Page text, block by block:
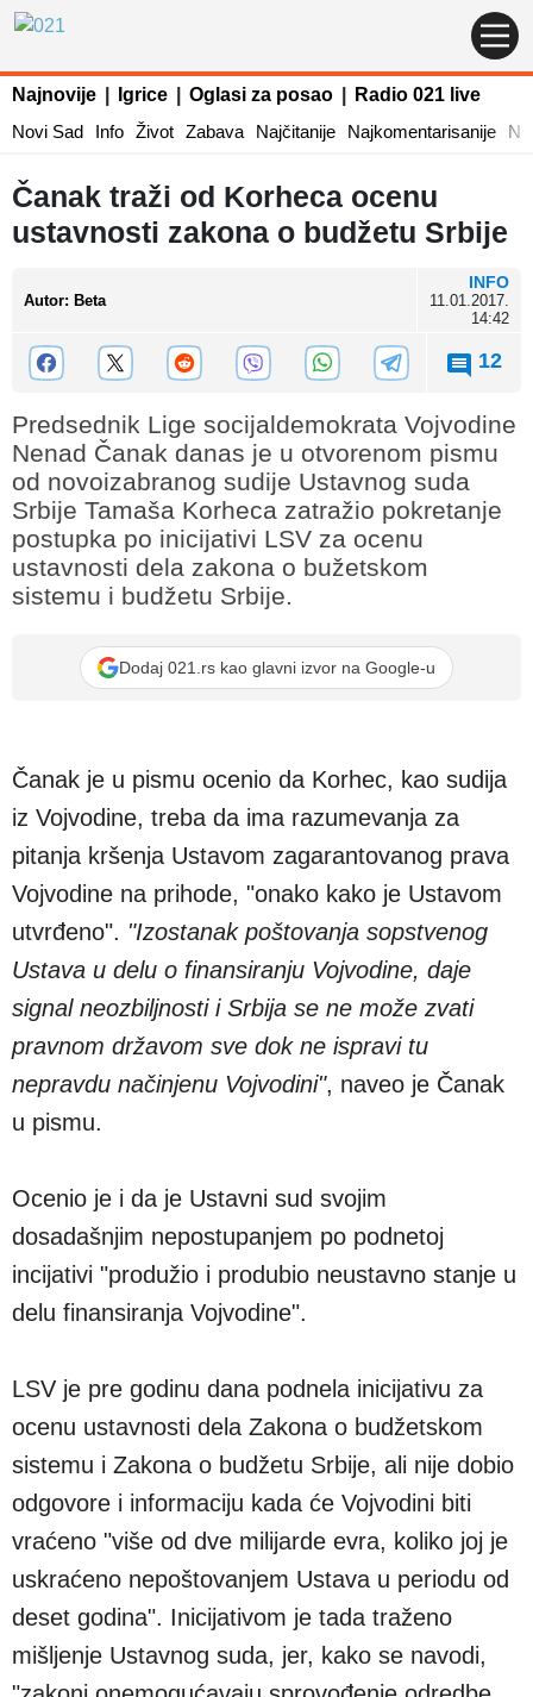
Najnovije Igrice Oglasi za posao
Radio 021 live
Novi Sad
Info Život Zabava Najčitanije Najkomentarisanije
Čanak traži od Korheca ocenu
ustavnosti zakona o budžetu Srbije
Autor: Beta
INFO
11.01.2017.
14:42
12
Predsednik Lige socijaldemokrata Vojvodine
Nenad Čanak danas je u otvorenom pismu
od novoizabranog sudije Ustavnog suda
Srbije Tamaša Korheca zatražio pokretanje
postupka po inicijativi LSV za ocenu
ustavnosti dela zakona o bužetskom
sistemu i budžetu Srbije.
Dodaj 021.rs kao glavni izvor na Google-u
Čanak je u pismu ocenio da Korhec, kao sudija
iz Vojvodine, treba da ima razumevanja za
pitanja kršenja Ustavom zagarantovanog prava
Vojvodine na prihode, "onako kako je Ustavom
utvrđeno". "Izostanak poštovanja sopstvenog
Ustava u delu o finansiranju Vojvodine, daje
signal neozbiljnosti i Srbija se ne može zvati
pravnom državom sve dok ne ispravi tu
nepravdu načinjenu Vojvodini", naveo je Čanak
u pismu.
Ocenio je i da je Ustavni sud svojim
dosadašnjim nepostupanjem po podnetoj
incijativi "produžio i produbio neustavno stanje u
delu finansiranja Vojvodine".
LSV je pre godinu dana podnela inicijativu za
ocenu ustavnosti dela Zakona o budžetskom
sistemu i Zakona o budžetu Srbije, ali nije dobio
odgovore i informaciju kada će Vojvodini biti
vraćeno "više od dve milijarde evra, koliko joj je
uskraćeno nepoštovanjem Ustava u periodu od
deset godina". Inicijativom je tada traženo
mišljenje Ustavnog suda, jer, kako se navodi,